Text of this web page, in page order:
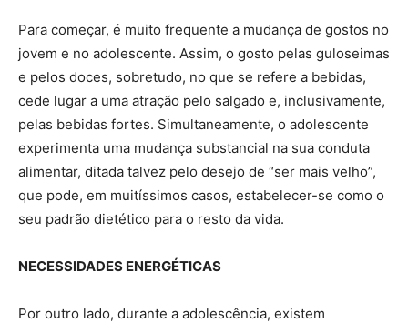
Para começar, é muito frequente a mudança de gostos no
jovem e no adolescente. Assim, o gosto pelas guloseimas
e pelos doces, sobretudo, no que se refere a bebidas,
cede lugar a uma atração pelo salgado e, inclusivamente,
pelas bebidas fortes. Simultaneamente, o adolescente
experimenta uma mudança substancial na sua conduta
alimentar, ditada talvez pelo desejo de “ser mais velho”,
que pode, em muitíssimos casos, estabelecer-se como o
seu padrão dietético para o resto da vida.
NECESSIDADES ENERGÉTICAS
Por outro lado, durante a adolescência, existem